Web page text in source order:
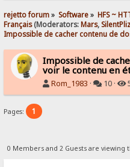
rejetto forum» Software» HFS ~
Français(Moderators:Mars,
Impossible de cacher contenu de
Impossible de
voir le contenu en
Rom_1983 · 10 ·
Pages: 1
0 Members and 2 Guests are viewing